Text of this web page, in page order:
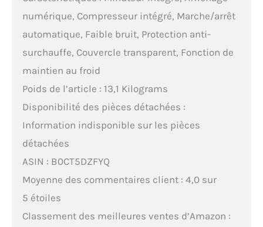
numérique, Compresseur intégré, Marche/arrêt
automatique, Faible bruit, Protection anti-
surchauffe, Couvercle transparent, Fonction de
maintien au froid
Poids de l’article : 13,1 Kilograms
Disponibilité des pièces détachées :
Information indisponible sur les pièces
détachées
ASIN : B0CT5DZFYQ
Moyenne des commentaires client : 4,0 sur
5 étoiles
Classement des meilleures ventes d’Amazon :